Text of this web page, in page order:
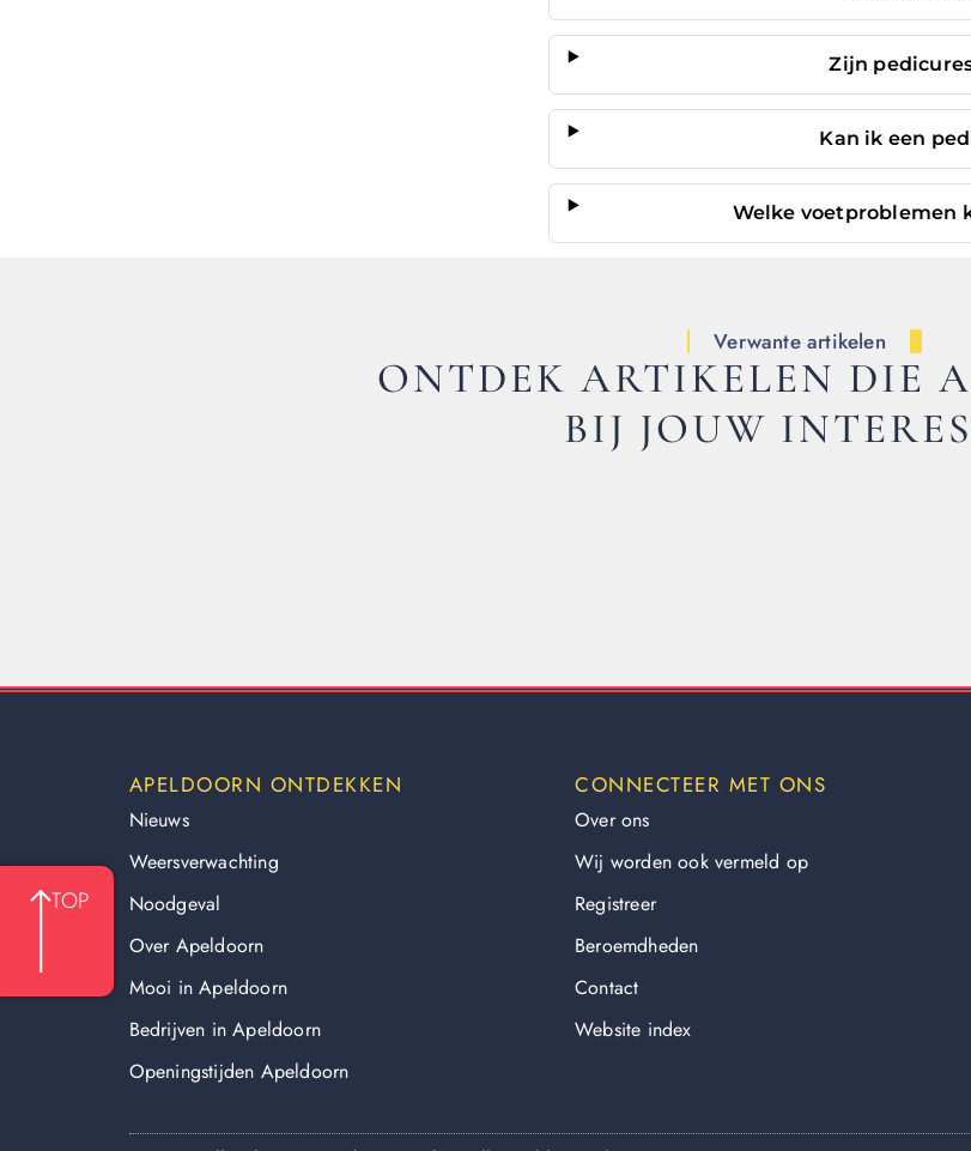
TOP
Zijn
Kan ik een
Welke voetproblemen
Verwante artikelen
ONTDEK ARTIKELEN DIE
BIJ JOUW
APELDOORN ONTDEKKEN
Nieuws
Weersverwachting
Noodgeval
Over Apeldoorn
Mooi in Apeldoorn
Bedrijven in Apeldoorn
Openingstijden Apeldoorn
CONNECTEER MET ONS
Over ons
Wij worden ook vermeld op
Registreer
Beroemdheden​
Contact
Website index